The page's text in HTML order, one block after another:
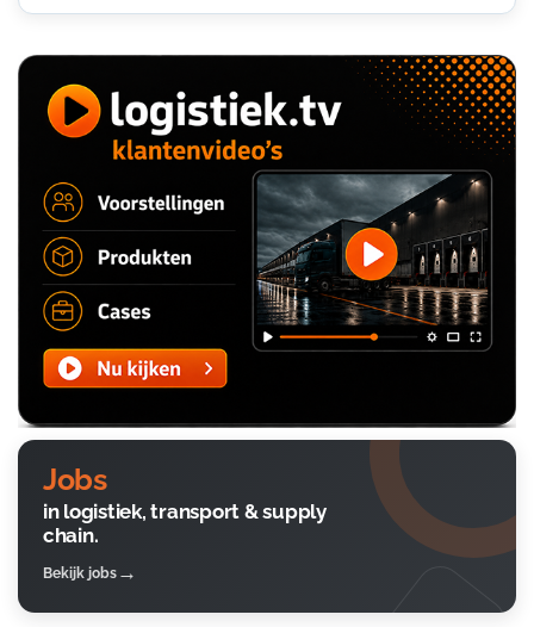
Jobs
in logistiek, transport & supply
chain.
Bekijk jobs